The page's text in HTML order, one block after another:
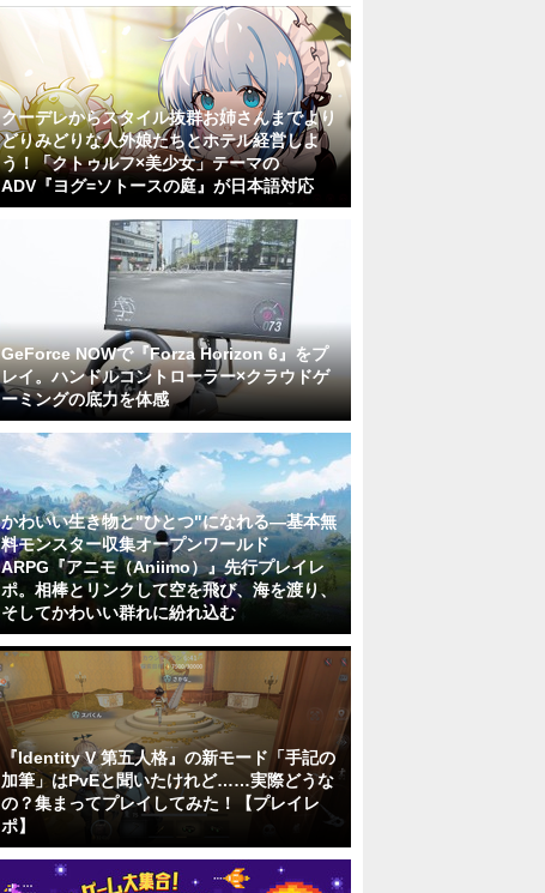
クーデレからスタイル抜群お姉さんまでより
どりみどりな人外娘たちとホテル経営しよ
う！「クトゥルフ×美少女」テーマの
ADV『ヨグ=ソトースの庭』が日本語対応
GeForce NOWで『Forza Horizon 6』をプ
レイ。ハンドルコントローラー×クラウドゲ
ーミングの底力を体感
かわいい生き物と"ひとつ"になれる―基本無
料モンスター収集オープンワールド
ARPG『アニモ（Aniimo）』先行プレイレ
ポ。相棒とリンクして空を飛び、海を渡り、
そしてかわいい群れに紛れ込む
『Identity V 第五人格』の新モード「手記の
加筆」はPvEと聞いたけれど……実際どうな
の？集まってプレイしてみた！【プレイレ
ポ】